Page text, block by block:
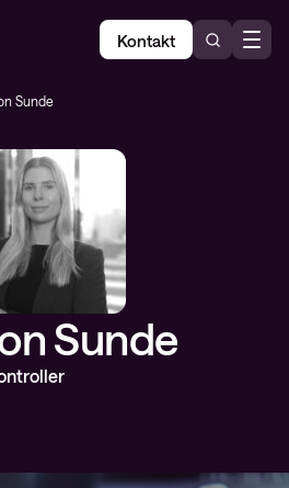
Kontakt
Sunde
Sunde